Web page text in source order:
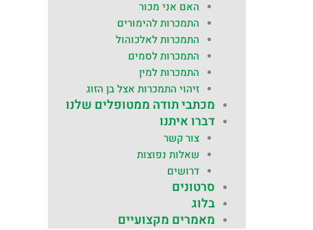
האם אני מכור
התמכרות להימורים
התמכרות לאלכוהול
התמכרות לסמים
התמכרות למין
זיהוי התמכרות אצל בן הזוג
מכתבי תודה ממטופלים שלנו
דברו איתנו
צור קשר
שאלות נפוצות
דרושים
סרטונים
בלוג
מאמרים מקצועיים